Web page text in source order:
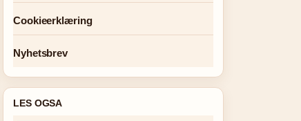
Cookieerklæring
Nyhetsbrev
LES OGSA